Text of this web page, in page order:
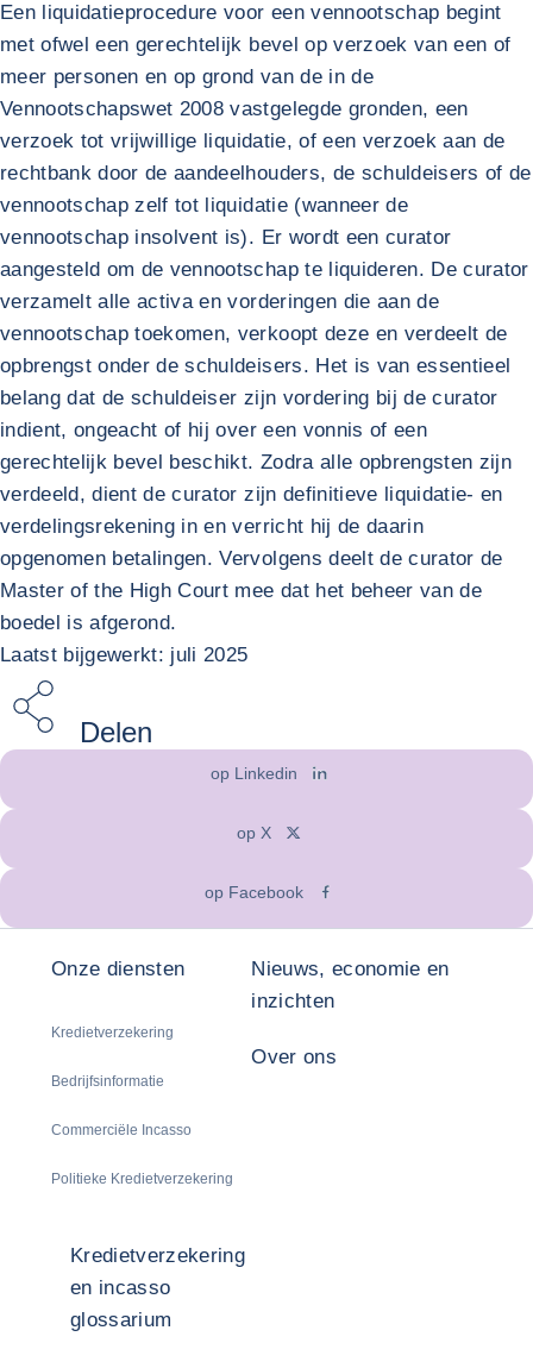
Een liquidatieprocedure voor een vennootschap begint
met ofwel een gerechtelijk bevel op verzoek van een of
meer personen en op grond van de in de
Vennootschapswet 2008 vastgelegde gronden, een
verzoek tot vrijwillige liquidatie, of een verzoek aan de
rechtbank door de aandeelhouders, de schuldeisers of de
vennootschap zelf tot liquidatie (wanneer de
vennootschap insolvent is). Er wordt een curator
aangesteld om de vennootschap te liquideren. De curator
verzamelt alle activa en vorderingen die aan de
vennootschap toekomen, verkoopt deze en verdeelt de
opbrengst onder de schuldeisers. Het is van essentieel
belang dat de schuldeiser zijn vordering bij de curator
indient, ongeacht of hij over een vonnis of een
gerechtelijk bevel beschikt. Zodra alle opbrengsten zijn
verdeeld, dient de curator zijn definitieve liquidatie- en
verdelingsrekening in en verricht hij de daarin
opgenomen betalingen. Vervolgens deelt de curator de
Master of the High Court mee dat het beheer van de
boedel is afgerond.
Laatst bijgewerkt: juli 2025
Delen
op Linkedin
op X
op Facebook
Onze diensten
Kredietverzekering
Bedrijfsinformatie
Commerciële Incasso
Politieke Kredietverzekering
Nieuws, economie en
inzichten
Over ons
Kredietverzekering
en incasso
glossarium